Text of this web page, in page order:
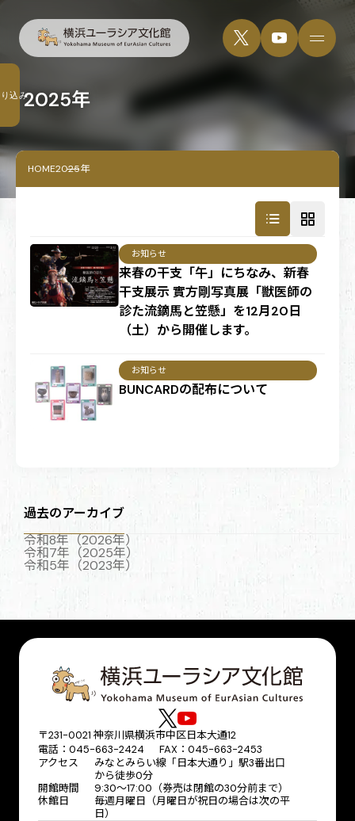
2025年
HOME2025年
来春の干支「午」にちなみ、新春
干支展示 實方剛写真展「獣医師の
診た流鏑馬と笠懸」を12月20日
（土）から開催します。
お知らせ
BUNCARDの配布について
お知らせ
込み
過去のアーカイブ
令和8年（2026年）
令和7年（2025年）
令和5年（2023年）
〒231-0021 神奈川県横浜市中区日本大通12
電話：045-663-2424 FAX：045-663-2453
アクセス
みなとみらい線「日本大通り」駅3番出口
から徒歩0分
開館時間
9:30～17:00（券売は閉館の30分前まで）
休館日
毎週月曜日（月曜日が祝日の場合は次の平
日）